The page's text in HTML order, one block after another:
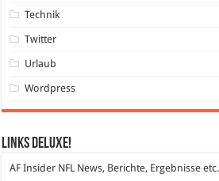
Technik
Twitter
Urlaub
Wordpress
Links DeLuXe!
AF Insider NFL News, Berichte, Ergebnisse etc.